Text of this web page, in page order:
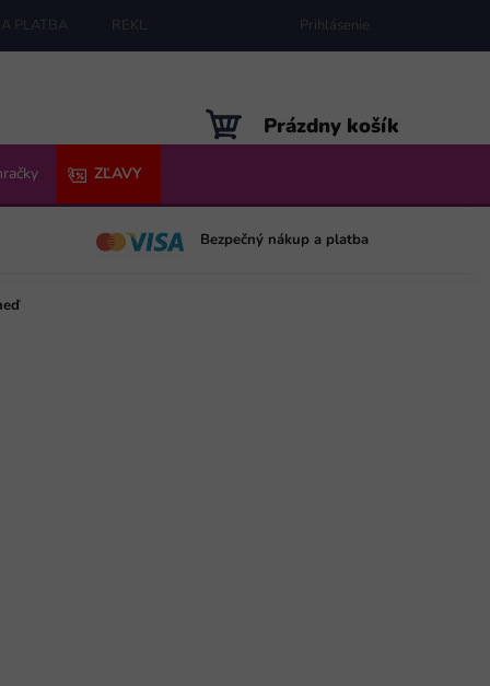
PLATBA REKLAMÁCIE MAPA SERVERU
Prihlásenie
NÁKUPNÝ
KOŠÍK
Prázdny košík
ZĽAVY
Bezpečný nákup a platba